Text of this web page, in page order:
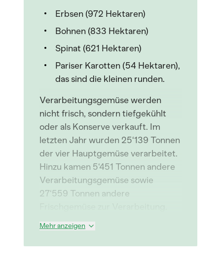
Erbsen (972 Hektaren)
Bohnen (833 Hektaren)
Spinat (621 Hektaren)
Pariser Karotten (54 Hektaren),
das sind die kleinen runden.
Verarbeitungsgemüse werden
nicht frisch, sondern tiefgekühlt
oder als Konserve verkauft. Im
letzten Jahr wurden 25‘139 Tonnen
der vier Hauptgemüse verarbeitet.
Hinzu kamen 5‘451 Tonnen andere
Verarbeitungsgemüse sowie
27‘559 Tonnen andere
Mehr anzeigen